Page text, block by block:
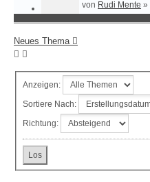
von Rudi Mente »
Neues Thema
Anzeigen:
Sortiere Nach:
Richtung: